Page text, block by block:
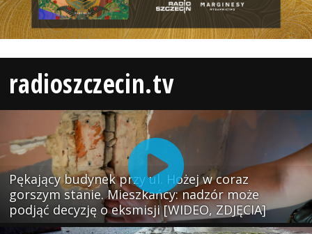
radioszczecin.tv
Pękający budynek przy ul. Hożej w coraz
gorszym stanie. Mieszkańcy: nadzór może
podjąć decyzję o eksmisji [WIDEO, ZDJĘCIA]